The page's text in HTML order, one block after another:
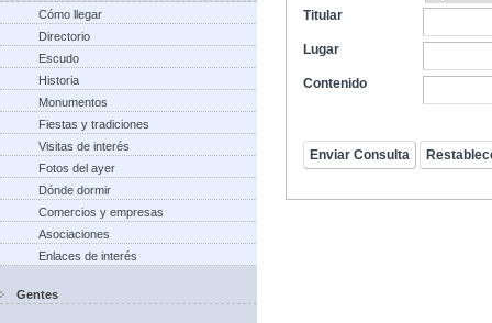
Cómo llegar
Directorio
Escudo
Historia
Monumentos
Fiestas y tradiciones
Visitas de interés
Fotos del ayer
Dónde dormir
Comercios y empresas
Asociaciones
Enlaces de interés
Gentes
Titular
Lugar
Contenido